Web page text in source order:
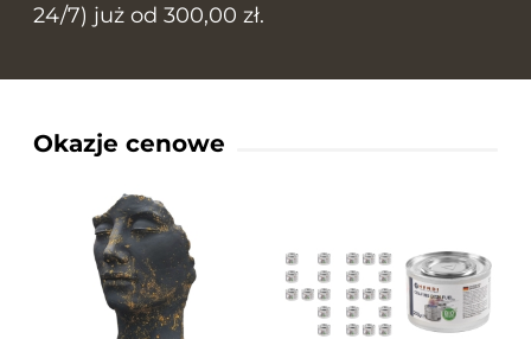
24/7) już od 300,00 zł.
Okazje cenowe